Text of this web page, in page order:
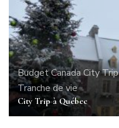
BudgetCanadaCity Trip
Tranche de vie
City Trip à Québec